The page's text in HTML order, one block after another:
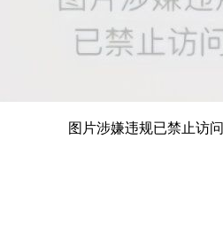
图片涉嫌违规已禁止访问